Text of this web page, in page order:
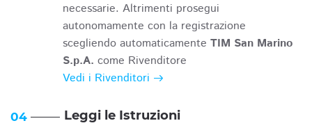
necessarie. Altrimenti prosegui
autonomamente con la registrazione
scegliendo automaticamente TIM San Marino
S.p.A. come Rivenditore
Vedi i Rivenditori
04 Leggi le Istruzioni